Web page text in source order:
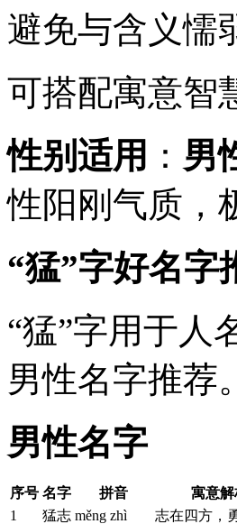
避免与含义懦
可搭配寓意智
性别适用 ： 男
性阳刚气质，
“猛”字好名字
“猛”字用于人
男性名字推荐。
男性名字
序号 名字 拼音
寓意解
1
猛志 měng zhì
志在四方，